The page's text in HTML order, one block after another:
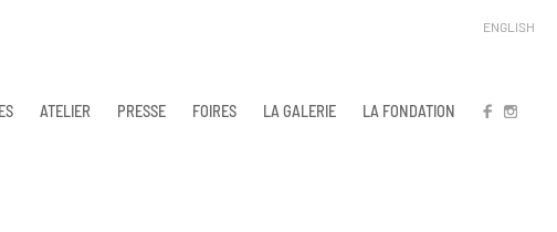
ATELIER PRESSE FOIRES LA GALERIE LA FONDATION FB IN
ENGLISH